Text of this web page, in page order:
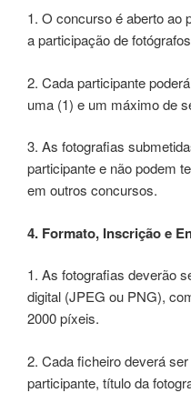
1. O concurso é aberto ao
a participação de
2. Cada participante
uma (1) e um máximo de
3. As fotografias
participante e não podem
em outros concursos.
4. Formato, Inscrição e
1. As fotografias deverão
digital (JPEG ou PNG),
2000 píxeis.
2. Cada ficheiro deverá
participante, título da